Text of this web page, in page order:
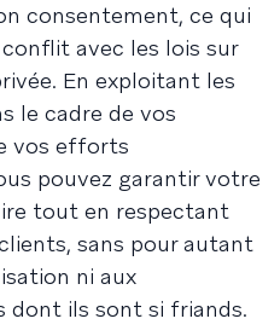
consentement, ce qui
avec les lois sur
En exploitant les
le cadre de vos
vos efforts
pouvez garantir votre
tout en respectant
sans pour autant
ni aux
dont ils sont si friands.